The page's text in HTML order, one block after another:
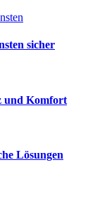
sicher
und Komfort
Lösungen